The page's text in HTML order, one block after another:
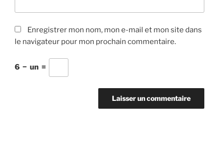
Enregistrer mon nom, mon e-mail et mon site dans
le navigateur pour mon prochain commentaire.
6 − un =